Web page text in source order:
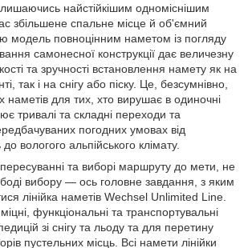
найстійкішим одноміснішим
збільшене спальне місце й об'ємний
модель повноцінним наметом із погляду
самонесної конструкції дає величезну
та зручності встановлення намету як на
так і на снігу або піску. Це, безсумнівно,
наметів для тих, хто вирушає в одиночні
тривалі та складні переходи та
погодних умовах від
вологого альпійського клімату.
та виборі маршруту до мети, не
вибору — ось головне завдання, з яким
лінійка наметів Wechsel Unlimited Line.
функціональні та транспортувальні
зі снігу та льоду та для перетину
пустельних місць. Всі намети лінійки